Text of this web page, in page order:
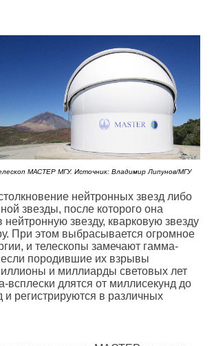
МАСТЕР МГУ. Источник: Владимир Липунов/МГУ
нейтронных звезд либо
звезды, после которого она
звезду, кварковую звезду
При этом выбрасывается огромное
и телескопы замечают гамма-
породившие их взрывы
и миллиарды световых лет
всплески длятся от миллисекунд до
и регистрируются в различных